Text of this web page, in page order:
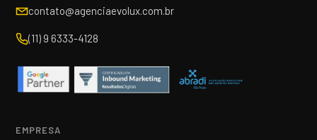
contato@agenciaevolux.com.br
(11) 9 6333-4128
EMPRESA